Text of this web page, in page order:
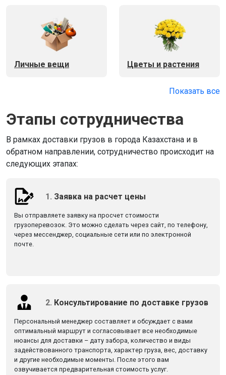
Личные вещи Цветы и растения
Показать все
Этапы сотрудничества
В рамках доставки грузов в города Казахстана и в
обратном направлении, сотрудничество происходит на
следующих этапах:
1. Заявка на расчет цены
Вы отправляете заявку на просчет стоимости
грузоперевозок. Это можно сделать через сайт, по телефону,
через мессенджер, социальные сети или по электронной
почте.
2. Консультирование по доставке грузов
Персональный менеджер составляет и обсуждает с вами
оптимальный маршрут и согласовывает все необходимые
нюансы для доставки – дату забора, количество и виды
задействованного транспорта, характер груза, вес, доставку
и другие необходимые моменты. После этого вам
озвучивается предварительная стоимость услуг.